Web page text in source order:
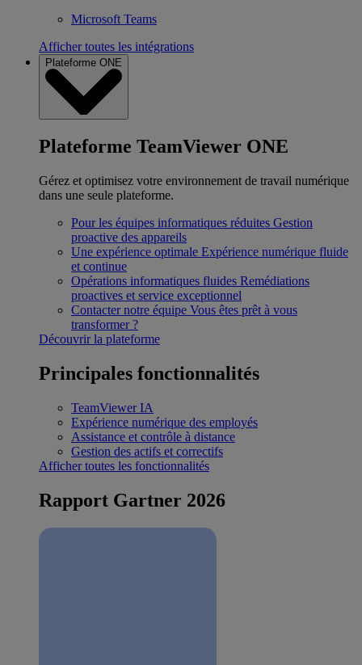
Microsoft Teams
Afficher toutes les intégrations
Plateforme ONE
Plateforme TeamViewer ONE
Gérez et optimisez votre environnement de travail numérique
dans une seule plateforme.
Pour les équipes informatiques réduites Gestion
proactive des appareils
Une expérience optimale Expérience numérique fluide
et continue
Opérations informatiques fluides Remédiations
proactives et service exceptionnel
Contacter notre équipe Vous êtes prêt à vous
transformer ?
Découvrir la plateforme
Principales fonctionnalités
TeamViewer IA
Expérience numérique des employés
Assistance et contrôle à distance
Gestion des actifs et correctifs
Afficher toutes les fonctionnalités
Rapport Gartner 2026